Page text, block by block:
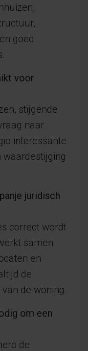
goed
voor
stijgende
naar
interessante
juridisch
correct wordt
samen
en
de
de woning.
om een
de